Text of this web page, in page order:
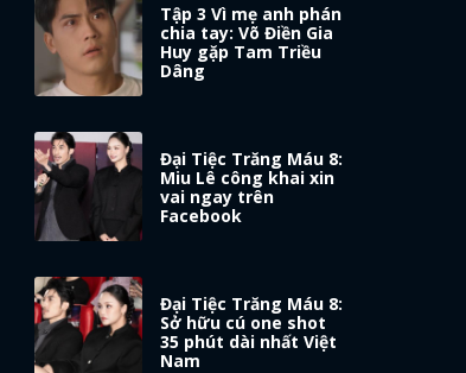
Tập 3 Vì mẹ anh phán
chia tay: Võ Điền Gia
Huy gặp Tam Triều
Dâng
Đại Tiệc Trăng Máu 8:
Miu Lê công khai xin
vai ngay trên
Facebook
Đại Tiệc Trăng Máu 8:
Sở hữu cú one shot
35 phút dài nhất Việt
Nam